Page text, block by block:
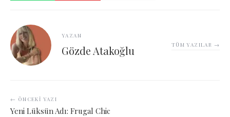
YAZAN
Gözde Atakoğlu TÜM YAZILAR →
← ÖNCEKI YAZI
Yeni Lüksün Adı: Frugal Chic